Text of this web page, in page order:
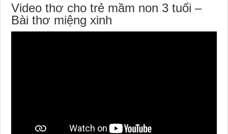
Video thơ cho trẻ mầm non 3 tuổi –
Bài thơ miệng xinh